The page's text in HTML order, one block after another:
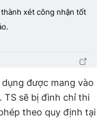
xét công nhận tốt
được mang vào
sẽ bị đình chỉ thi
theo quy định tại